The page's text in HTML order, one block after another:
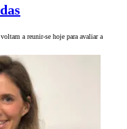
a reunir-se hoje para avaliar a